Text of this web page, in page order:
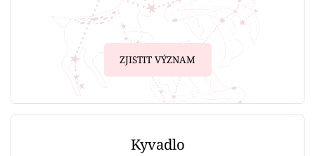
ZJISTIT VÝZNAM
Kyvadlo